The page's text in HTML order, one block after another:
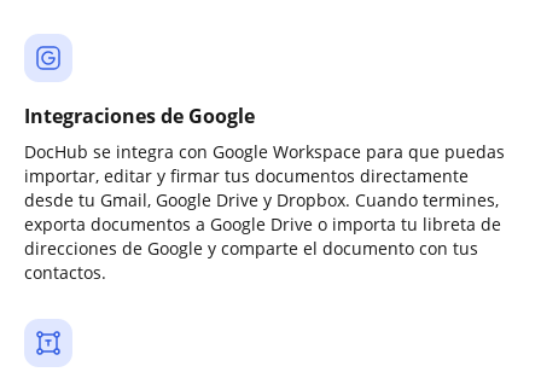
Integraciones de Google
DocHub se integra con Google Workspace para que puedas
importar, editar y firmar tus documentos directamente
desde tu Gmail, Google Drive y Dropbox. Cuando termines,
exporta documentos a Google Drive o importa tu libreta de
direcciones de Google y comparte el documento con tus
contactos.